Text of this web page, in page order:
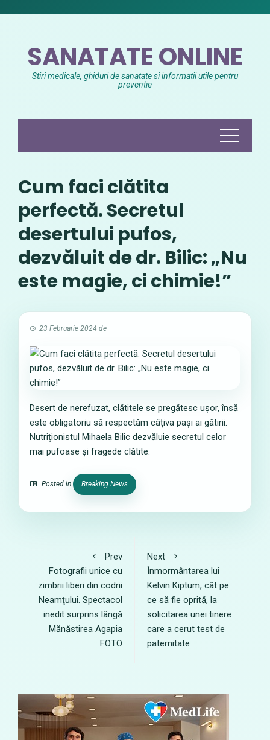
SANATATE ONLINE
Stiri medicale, ghiduri de sanatate si informatii utile pentru
preventie
Cum faci clătita
perfectă. Secretul
desertului pufos,
dezvăluit de dr. Bilic: „Nu
este magie, ci chimie!”
23 Februarie 2024 de
Desert de nerefuzat, clătitele se pregătesc ușor, însă
este obligatoriu să respectăm câțiva pași ai gătirii.
Nutriționistul Mihaela Bilic dezvăluie secretul celor
mai pufoase și fragede clătite.
Posted in Breaking News
Prev
Fotografii unice cu
zimbrii liberi din codrii
Neamţului. Spectacol
inedit surprins lângă
Mănăstirea Agapia
FOTO
Next
Înmormântarea lui
Kelvin Kiptum, cât pe
ce să fie oprită, la
solicitarea unei tinere
care a cerut test de
paternitate